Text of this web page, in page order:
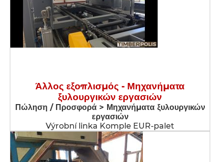
Άλλος εξοπλισμός - Μηχανήματα
ξυλουργικών εργασιών
Πώληση / Προσφορά > Μηχανήματα ξυλουργικών
εργασιών
Výrobní linka Komple EUR-palet